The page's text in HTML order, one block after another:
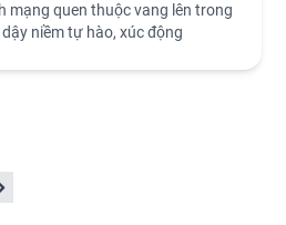
mạng quen thuộc vang lên trong
niềm tự hào, xúc động